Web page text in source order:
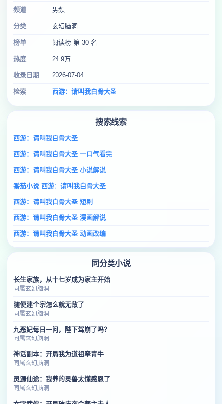
频道 男频
分类 玄幻脑洞
榜单 阅读榜 第 30 名
热度 24.9万
收录日期 2026-07-04
检索 西游：请叫我白骨大圣
搜索线索
西游：请叫我白骨大圣
西游：请叫我白骨大圣 一口气看完
西游：请叫我白骨大圣 小说解说
番茄小说 西游：请叫我白骨大圣
西游：请叫我白骨大圣 短剧
西游：请叫我白骨大圣 漫画解说
西游：请叫我白骨大圣 动画改编
同分类小说
长生家族，从十七岁成为家主开始
同属玄幻脑洞
随便建个宗怎么就无敌了
同属玄幻脑洞
九恶妃每日一问，陛下驾崩了吗？
同属玄幻脑洞
神话副本：开局我为道祖牵青牛
同属玄幻脑洞
灵源仙途：我养的灵兽太懂感恩了
同属玄幻脑洞